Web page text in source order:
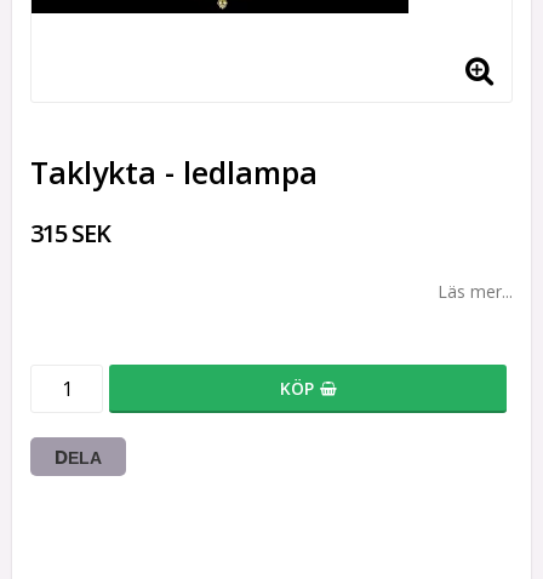
Taklykta - ledlampa
315 SEK
Läs mer...
KÖP
DELA